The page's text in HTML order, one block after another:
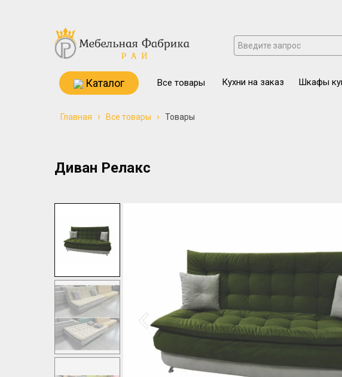
Кухни на заказ
Шкафы
Все товары
Каталог
Главная › Все товары › Товары
Диван Релакс